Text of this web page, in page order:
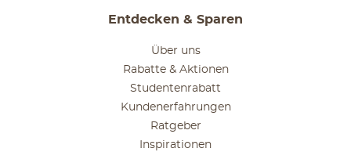
Entdecken & Sparen
Über uns
Rabatte & Aktionen
Studentenrabatt
Kundenerfahrungen
Ratgeber
Inspirationen